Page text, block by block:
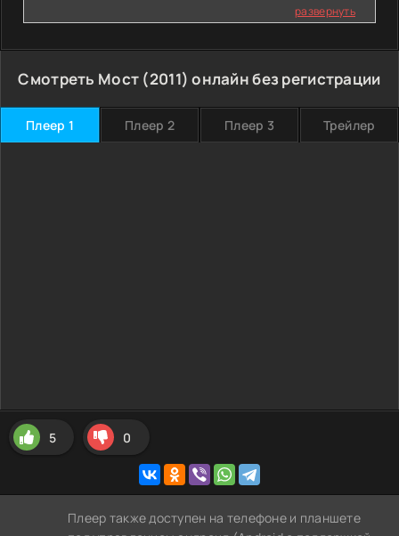
развернуть
Смотреть Мост (2011) онлайн без регистрации
Плеер 1 Плеер 2 Плеер 3 Трейлер
5 0
Плеер также доступен на телефоне и планшете